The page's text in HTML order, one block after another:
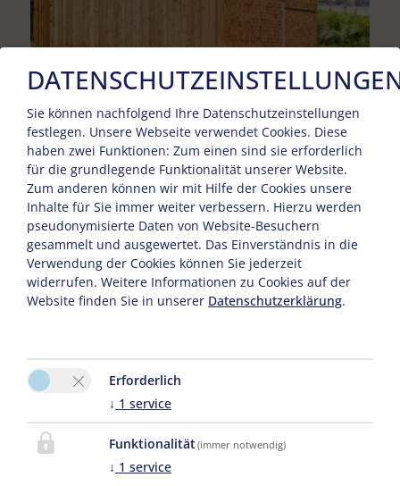
UNTERKUNFT
Sie können nachfolgend Ihre Datenschutzeinstellungen
festlegen. Unsere Webseite verwendet Cookies. Diese
haben zwei Funktionen: Zum einen sind sie erforderlich
für die grundlegende Funktionalität unserer Website.
Zum anderen können wir mit Hilfe der Cookies unsere
Inhalte für Sie immer weiter verbessern. Hierzu werden
pseudonymisierte Daten von Website-Besuchern
gesammelt und ausgewertet. Das Einverständnis in die
Verwendung der Cookies können Sie jederzeit
widerrufen. Weitere Informationen zu Cookies auf der
Website finden Sie in unserer Datenschutzerklärung.
Erforderlich
↓ 1 service
Funktionalität(immer notwendig)
↓ 1 service